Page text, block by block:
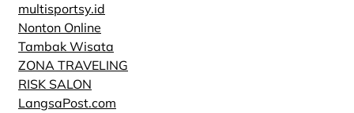
multisportsy.id
Nonton Online
Tambak Wisata
ZONA TRAVELING
RISK SALON
LangsaPost.com